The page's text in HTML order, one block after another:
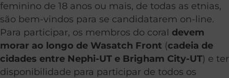
feminino de 18 anos ou mais, de todas as etnias,
são bem-vindos para se candidatarem on-line.
Para participar, os membros do coral devem
morar ao longo de Wasatch Front (cadeia de
cidades entre Nephi-UT e Brigham City-UT) e ter
disponibilidade para participar de todos os